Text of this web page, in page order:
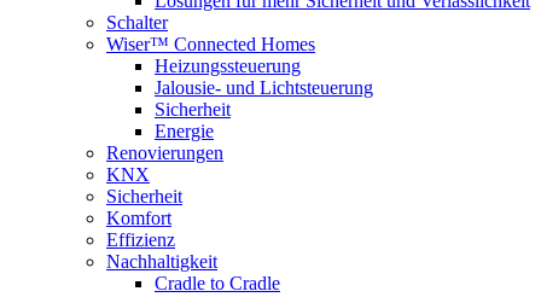
Schalter
Wiser™ Connected Homes
Heizungssteuerung
Jalousie- und Lichtsteuerung
Sicherheit
Energie
Renovierungen
KNX
Sicherheit
Komfort
Effizienz
Nachhaltigkeit
Cradle to Cradle